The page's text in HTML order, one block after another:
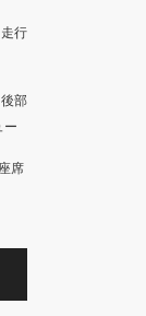
行
部
ー
席